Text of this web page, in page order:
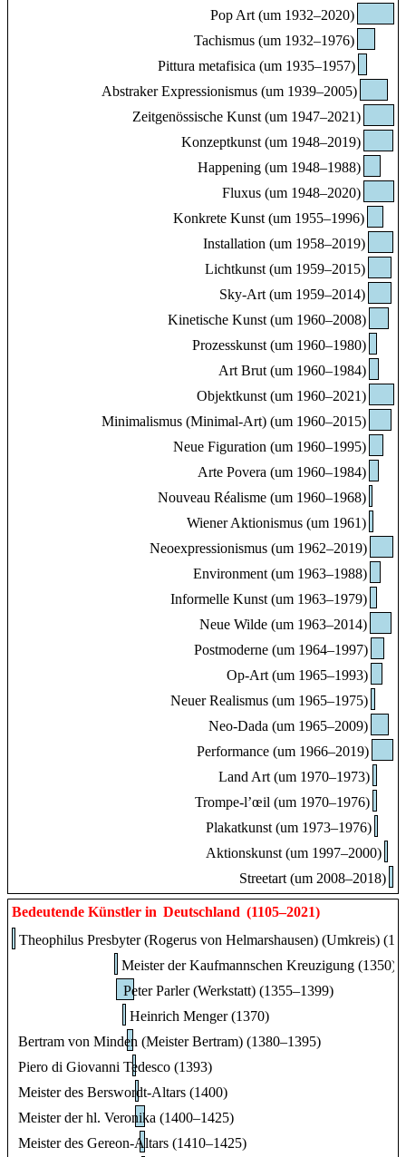
Pop Art (um 1932–2020)
Tachismus (um 1932–1976)
Pittura metafisica (um 1935–1957)
Abstraker Expressionismus (um 1939–2005)
Zeitgenössische Kunst (um 1947–2021)
Konzeptkunst (um 1948–2019)
Happening (um 1948–1988)
Fluxus (um 1948–2020)
Konkrete Kunst (um 1955–1996)
Installation (um 1958–2019)
Lichtkunst (um 1959–2015)
Sky-Art (um 1959–2014)
Kinetische Kunst (um 1960–2008)
Prozesskunst (um 1960–1980)
Art Brut (um 1960–1984)
Objektkunst (um 1960–2021)
Minimalismus (Minimal-Art) (um 1960–2015)
Neue Figuration (um 1960–1995)
Arte Povera (um 1960–1984)
Nouveau Réalisme (um 1960–1968)
Wiener Aktionismus (um 1961)
Neoexpressionismus (um 1962–2019)
Environment (um 1963–1988)
Informelle Kunst (um 1963–1979)
Neue Wilde (um 1963–2014)
Postmoderne (um 1964–1997)
Op-Art (um 1965–1993)
Neuer Realismus (um 1965–1975)
Neo-Dada (um 1965–2009)
Performance (um 1966–2019)
Land Art (um 1970–1973)
Trompe-l’œil (um 1970–1976)
Plakatkunst (um 1973–1976)
Aktionskunst (um 1997–2000)
Streetart (um 2008–2018)
Bedeutende Künstler in Deutschland (1105–2021)
Theophilus Presbyter (Rogerus von Helmarshausen) (Umkreis)
Meister der Kaufmannschen Kreuzigung (1350)
Peter Parler (Werkstatt) (1355–1399)
Heinrich Menger (1370)
Bertram von Minden (Meister Bertram) (1380–1395)
Piero di Giovanni Tedesco (1393)
Meister des Berswordt-Altars (1400)
Meister der hl. Veronika (1400–1425)
Meister des Gereon-Altars (1410–1425)